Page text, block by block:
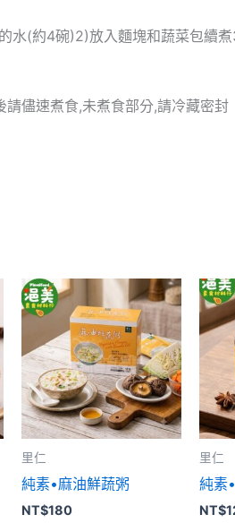
水(約4碗)2)放入麵塊和蔬菜包續
儘速煮食,未煮食部分,請冷藏密封
里仁
純素•麻油鮮蔬粥
NT$180
里仁
純素
NT$